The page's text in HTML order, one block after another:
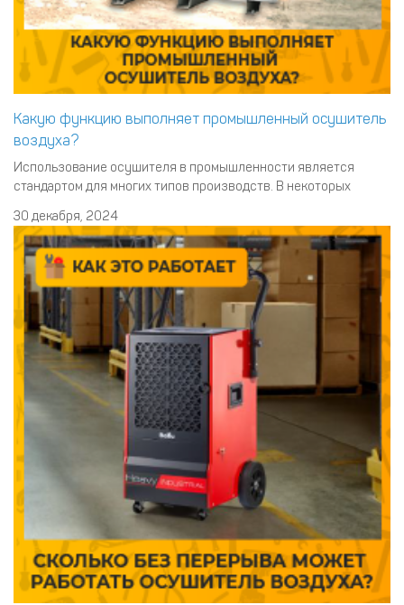
Какую функцию выполняет промышленный осушитель
воздуха?
Использование осушителя в промышленности является
стандартом для многих типов производств. В некоторых
обязательным. Это касается в первую очередь таких видов
промышленности как медицинская, химическая, пищевая,
электронная и т.п. Также осушители часто
30 декабря, 2024